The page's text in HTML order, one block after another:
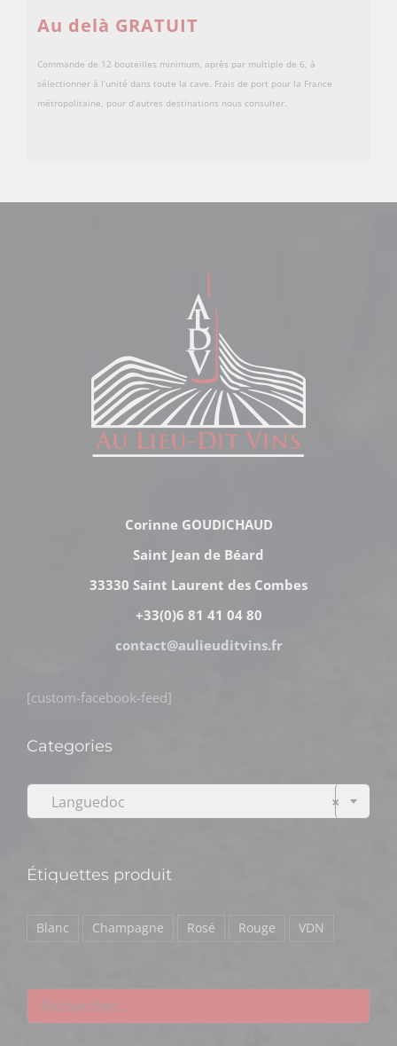
Au delà GRATUIT
Commande de 12 bouteilles minimum, après par multiple de 6, à
sélectionner à l’unité dans toute la cave. Frais de port pour la France
métropolitaine, pour d’autres destinations nous consulter.
Corinne GOUDICHAUD
Saint Jean de Béard
33330 Saint Laurent des Combes
+33(0)6 81 41 04 80
contact@aulieuditvins.fr
[custom-facebook-feed]
Categories
×
Languedoc
Étiquettes produit
Blanc Champagne Rosé Rouge VDN